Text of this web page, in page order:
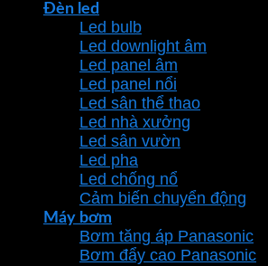
Đèn led
Led bulb
Led downlight âm
Led panel âm
Led panel nổi
Led sân thể thao
Led nhà xưởng
Led sân vườn
Led pha
Led chống nổ
Cảm biến chuyển động
Máy bơm
Bơm tăng áp Panasonic
Bơm đẩy cao Panasonic